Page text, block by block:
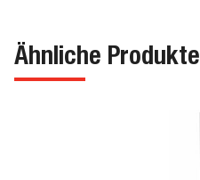
Ähnliche Produkte